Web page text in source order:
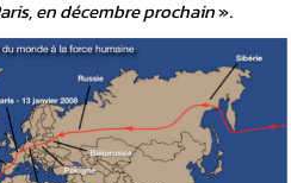
en décembre prochain».